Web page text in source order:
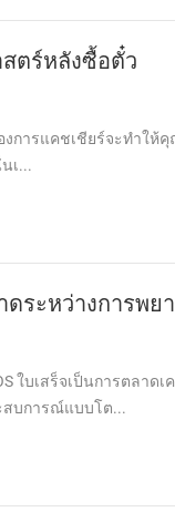
ตร์หลังซื้อตั๋ว
รแคชเชียร์จะทำให้คุ
เ...
ดระหว่างการพ
ใบเสร็จเป็นการตล
สบการณ์แบบโต...